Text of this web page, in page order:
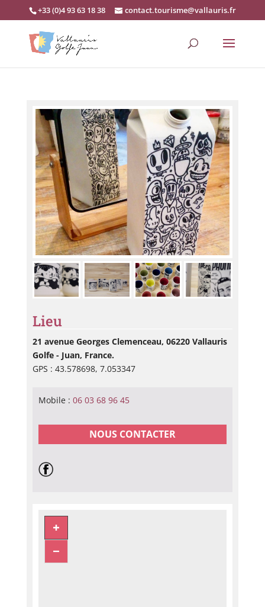
+33 (0)4 93 63 18 38 contact.tourisme@vallauris.fr
Lieu
21 avenue Georges Clemenceau, 06220 Vallauris
Golfe - Juan, France.
GPS : 43.578698, 7.053347
Mobile : 06 03 68 96 45
NOUS CONTACTER